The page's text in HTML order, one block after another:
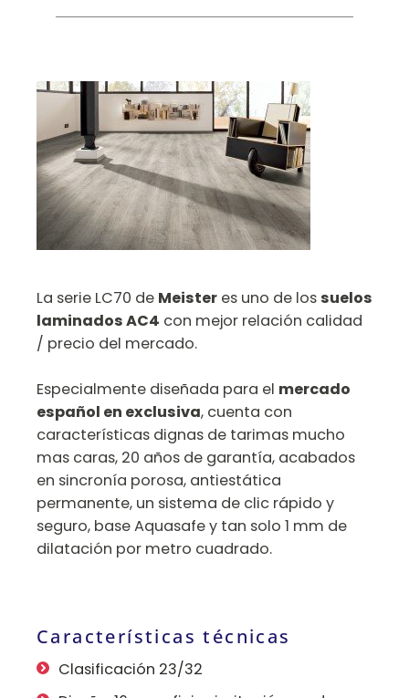
La serie LC70 de Meister es uno de lossuelos
laminados AC4 con mejor relación calidad
/ precio del mercado.
Especialmente diseñada para el mercado
español en exclusiva, cuenta con
características dignas de tarimas mucho
mas caras, 20 años de garantía, acabados
en sincronía porosa, antiestática
permanente, un sistema de clic rápido y
seguro, base Aquasafe y tan solo 1 mm de
dilatación por metro cuadrado.
Características técnicas
Clasificación 23/32